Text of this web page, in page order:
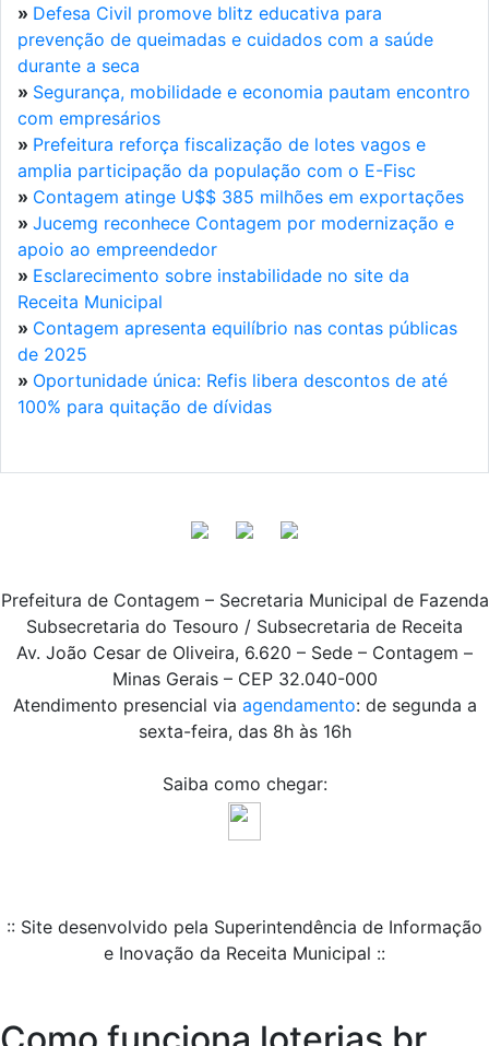
» Defesa Civil promove blitz educativa para
prevenção de queimadas e cuidados com a saúde
durante a seca
» Segurança, mobilidade e economia pautam encontro
com empresários
» Prefeitura reforça fiscalização de lotes vagos e
amplia participação da população com o E-Fisc
» Contagem atinge U$$ 385 milhões em exportações
» Jucemg reconhece Contagem por modernização e
apoio ao empreendedor
» Esclarecimento sobre instabilidade no site da
Receita Municipal
» Contagem apresenta equilíbrio nas contas públicas
de 2025
» Oportunidade única: Refis libera descontos de até
100% para quitação de dívidas
Prefeitura de Contagem – Secretaria Municipal de Fazenda
Subsecretaria do Tesouro / Subsecretaria de Receita
Av. João Cesar de Oliveira, 6.620 – Sede – Contagem –
Minas Gerais – CEP 32.040-000
Atendimento presencial via agendamento: de segunda a
sexta-feira, das 8h às 16h
Saiba como chegar:
:: Site desenvolvido pela Superintendência de Informação
e Inovação da Receita Municipal ::